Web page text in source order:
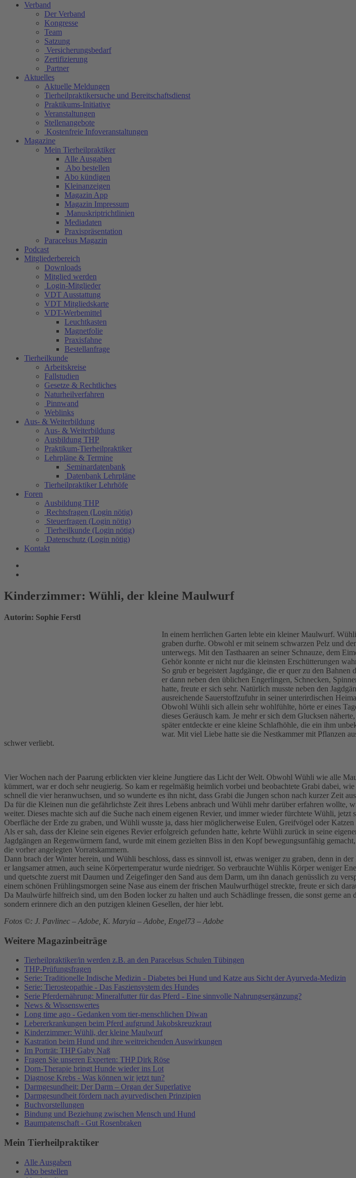
Verband
Der Verband
Kongresse
Team
Satzung
Versicherungsbedarf
Zertifizierung
Partner
Aktuelles
Aktuelle Meldungen
Tierheilpraktikersuche und Bereitschaftsdienst
Praktikums-Initiative
Veranstaltungen
Stellenangebote
Kostenfreie Infoveranstaltungen
Magazine
Mein Tierheilpraktiker
Alle Ausgaben
Abo bestellen
Abo kündigen
Kleinanzeigen
Magazin App
Magazin Impressum
Manuskriptrichtlinien
Mediadaten
Praxispräsentation
Paracelsus Magazin
Podcast
Mitgliederbereich
Downloads
Mitglied werden
Login-Mitglieder
VDT Ausstattung
VDT Mitgliedskarte
VDT-Werbemittel
Leuchtkasten
Magnetfolie
Praxisfahne
Bestellanfrage
Tierheilkunde
Arbeitskreise
Fallstudien
Gesetze & Rechtliches
Naturheilverfahren
Pinnwand
Weblinks
Aus- & Weiterbildung
Aus- & Weiterbildung
Ausbildung THP
Praktikum-Tierheilpraktiker
Lehrpläne & Termine
Seminardatenbank
Datenbank Lehrpläne
Tierheilpraktiker Lehrhöfe
Foren
Ausbildung THP
Rechtsfragen (Login nötig)
Steuerfragen (Login nötig)
Tierheilkunde (Login nötig)
Datenschutz (Login nötig)
Kontakt
Kinderzimmer: Wühli, der kleine Maulwurf
Autorin: Sophie Ferstl
In einem herrlichen Garten lebte ein kleiner Maulwurf.
graben durfte. Obwohl er mit seinem schwarzen Pelz und
unterwegs. Mit den Tasthaaren an seiner Schnauze, dem
Gehör konnte er nicht nur die kleinsten Erschütterungen
So grub er begeistert Jagdgänge, die er quer zu den
er dann neben den üblichen Engerlingen, Schnecken,
hatte, freute er sich sehr. Natürlich musste neben den
ausreichende Sauerstoffzufuhr in seiner unterirdischen
Obwohl Wühli sich allein sehr wohlfühlte, hörte er eines
dieses Geräusch kam. Je mehr er sich dem Glucksen
später entdeckte er eine kleine Schlafhöhle, die ein ihm
war. Mit viel Liebe hatte sie die Nestkammer mit Pflanzen
schwer verliebt.
Vier Wochen nach der Paarung erblickten vier kleine Jungtiere das Licht der Welt. Obwohl Wühli wie alle
kümmert, war er doch sehr neugierig. So kam er regelmäßig heimlich vorbei und beobachtete Grabi dabei,
schnell die vier heranwuchsen, und so wunderte es ihn nicht, dass Grabi die Jungen schon nach kurzer Zeit
Da für die Kleinen nun die gefährlichste Zeit ihres Lebens anbrach und Wühli mehr darüber erfahren wollte,
weiter. Dieses machte sich auf die Suche nach einem eigenen Revier, und immer wieder fürchtete Wühli,
Oberfläche der Erde zu graben, und Wühli wusste ja, dass hier möglicherweise Eulen, Greifvögel oder
Als er sah, dass der Kleine sein eigenes Revier erfolgreich gefunden hatte, kehrte Wühli zurück in seine
Jagdgängen an Regenwürmern fand, wurde mit einem gezielten Biss in den Kopf bewegungsunfähig
die vorher angelegten Vorratskammern.
Dann brach der Winter herein, und Wühli beschloss, dass es sinnvoll ist, etwas weniger zu graben, denn in
er langsamer atmen, auch seine Körpertemperatur wurde niedriger. So verbrauchte Wühlis Körper weniger
und quetschte zuerst mit Daumen und Zeigefinger den Sand aus dem Darm, um ihn danach genüsslich zu
einem schönen Frühlingsmorgen seine Nase aus einem der frischen Maulwurfhügel streckte, freute er sich
Da Maulwürfe hilfreich sind, um den Boden locker zu halten und auch Schädlinge fressen, die sonst gerne
sondern erinnere dich an den putzigen kleinen Gesellen, der hier lebt.
Fotos ©: J. Pavlinec – Adobe, K. Maryia – Adobe, Engel73 – Adobe
Weitere Magazinbeiträge
Tierheilpraktiker/in werden z.B. an den Paracelsus Schulen Tübingen
THP-Prüfungsfragen
Serie: Traditionelle Indische Medizin - Diabetes bei Hund und Katze aus Sicht der Ayurveda-Medizin
Serie: Tierosteopathie - Das Fasziensystem des Hundes
Serie Pferdernährung: Mineralfutter für das Pferd - Eine sinnvolle Nahrungsergänzung?
News & Wissenswertes
Long time ago - Gedanken vom tier-menschlichen Diwan
Lebererkrankungen beim Pferd aufgrund Jakobskreuzkraut
Kinderzimmer: Wühli, der kleine Maulwurf
Kastration beim Hund und ihre weitreichenden Auswirkungen
Im Porträt: THP Gaby Naß
Fragen Sie unseren Experten: THP Dirk Röse
Dorn-Therapie bringt Hunde wieder ins Lot
Diagnose Krebs - Was können wir jetzt tun?
Darmgesundheit: Der Darm – Organ der Superlative
Darmgesundheit fördern nach ayurvedischen Prinzipien
Buchvorstellungen
Bindung und Beziehung zwischen Mensch und Hund
Baumpatenschaft - Gut Rosenbraken
Mein Tierheilpraktiker
Alle Ausgaben
Abo bestellen